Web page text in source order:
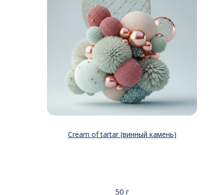
Cream of tartar (винный камень)
50 г